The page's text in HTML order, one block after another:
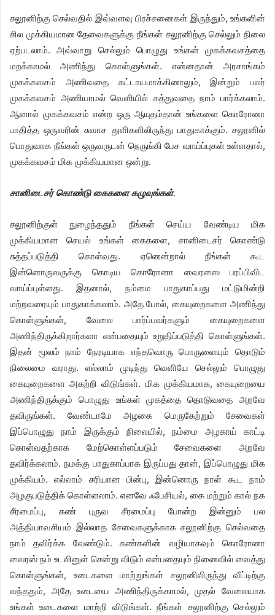
சலூனிற்கு செல்வதில் இவ்வளவு பிரச்சனைகள் இருந்தும், உங்களின்
சில முக்கியமான தேவைகளுக்கு நீங்கள் சலூனிற்கு செல்லும் நிலை
ஏற்படலாம். அவ்வாறு செல்லும் பொழுது உங்கள் முகக்கவசத்தை
மறக்காமல் அணிந்து கொள்ளுங்கள். என்னதான் அரசாங்கம்
முகக்கவசம் அணிவதை கட்டாயமாக்கினாலும், இன்றும் பலர்
முகக்கவசம் அணியாமல் வெளியில் சுத்துவதை நாம் பார்க்கலாம்.
ஆனால் முகக்கவசம் என்ற ஒரு ஆயுதம்தான் உங்களை கொரோனா
பாதித்த ஒருவரின் சுவாச துளிகளிலிருந்து பாதுகாக்கும். சலூனில்
பொதுவாக நீங்கள் ஒருவருடன் நெருங்கி பேச வாய்ப்புகள் உள்ளதால்,
முகக்கவசம் மிக முக்கியமான ஒன்று.
சானிடைசர் கொண்டு கைகளை கழுவுங்கள்.
சலூனிற்குள் நுழைந்ததும் நீங்கள் செய்ய வேண்டிய மிக
முக்கியமான செயல் உங்கள் கைகளை, சானிடைசர் கொண்டு
சுத்தப்படுத்தி கொள்வது. ஏனென்றால் நீங்கள் கூட
இன்னொருவருக்கு கொடிய கொரோனா வைரஸை பரப்பிவிட
வாய்ப்புள்ளது. இதனால், நம்மை பாதுகாப்பது மட்டுமின்றி
மற்றவரையும் பாதுகாக்கலாம். அதே போல், கையுறைகளை அணிந்து
கொள்ளுங்கள், வேலை பார்ப்பவர்களும் கையுறைகளை
அணிந்திருக்கிறார்களா என்பதையும் உறுதிப்படுத்தி கொள்ளுங்கள்.
இதன் மூலம் நாம் நேரடியாக எந்தவொரு பொருளையும் தொடும்
நிலைமை வராது. எல்லாம் முடிந்து வெளியே செல்லும் பொழுது
கையுறைகளை அகற்றி விடுங்கள். மிக முக்கியமாக, கையுறையை
அணிந்திருக்கும் பொழுது உங்கள் முகத்தை தொடுவதை அறவே
தவிருங்கள். வேண்டாமே அழகை மெருகேற்றும் சேவைகள்
இப்பொழுது நாம் இருக்கும் நிலையில், நம்மை அழகாய் காட்டி
கொள்வதற்காக மேற்கொள்ளப்படும் சேவைகளை அறவே
தவிர்க்கலாம். நமக்கு பாதுகாப்பாக இருப்பது தான், இப்பொழுது மிக
முக்கியம். எல்லாம் சரியான பின்பு, இன்னொரு நாள் கூட நாம்
அழகுபடுத்திக் கொள்ளலாம். எனவே ஃபேசியல், கை மற்றும் கால் நக
சீரமைப்பு, கண் புருவ சீரமைப்பு போன்ற இன்னும் பல
அத்தியாவசியம் இல்லாத சேவைகளுக்காக சலூனிற்கு செல்வதை
நாம் தவிர்க்க வேண்டும். கண்களின் வழியாகவும் கொரோனா
வைரஸ் நம் உடலினுள் சென்று விடும் என்பதையும் நினைவில் வைத்து
கொள்ளுங்கள், உடைகளை மாற்றுங்கள் சலூனிலிருந்து வீட்டிற்கு
வந்ததும், அதே உடையை அணிந்திருக்காமல், முதல் வேலையாக
உங்கள் உடைகளை மாற்றி விடுங்கள். நீங்கள் சலூனிற்கு செல்லும்